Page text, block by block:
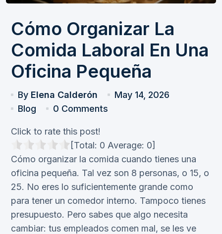
Cómo Organizar La
Comida Laboral En Una
Oficina Pequeña
By Elena Calderón
May 14, 2026
Blog
0 Comments
Click to rate this post!
[Total: 0 Average: 0]
Cómo organizar la comida cuando tienes una
oficina pequeña. Tal vez son 8 personas, o 15, o
25. No eres lo suficientemente grande como
para tener un comedor interno. Tampoco tienes
presupuesto. Pero sabes que algo necesita
cambiar: tus empleados comen mal, se les ve